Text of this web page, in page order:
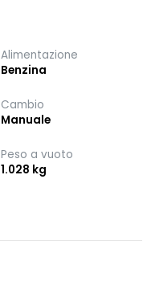
Alimentazione
Benzina
Cambio
Manuale
Peso a vuoto
1.028 kg